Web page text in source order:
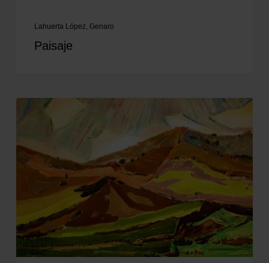
Lahuerta López, Genaro
Paisaje